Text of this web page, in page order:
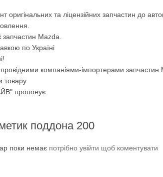
та ліцензійних запчастин до
Mazda.
по Україні
компаніями-імпортерами
товару.
пропонує:
поддона 200
поки немає потрібно увійти щоб коментувати